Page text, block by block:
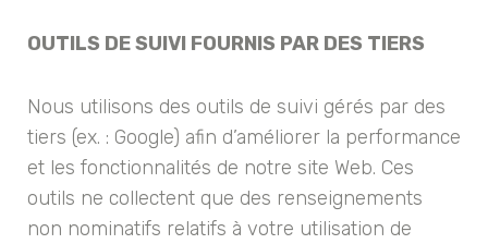
OUTILS DE SUIVI FOURNIS PAR DES TIERS
Nous utilisons des outils de suivi gérés par des
tiers (ex. : Google) afin d’améliorer la performance
et les fonctionnalités de notre site Web. Ces
outils ne collectent que des renseignements
non nominatifs relatifs à votre utilisation de